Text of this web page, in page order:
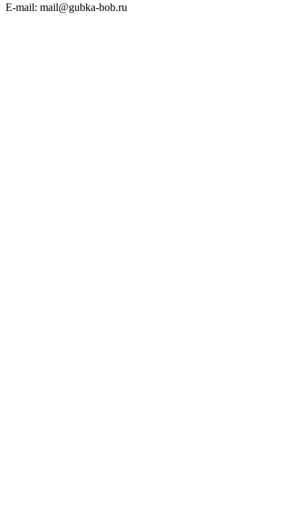
E-mail: mail@gubka-bob.ru